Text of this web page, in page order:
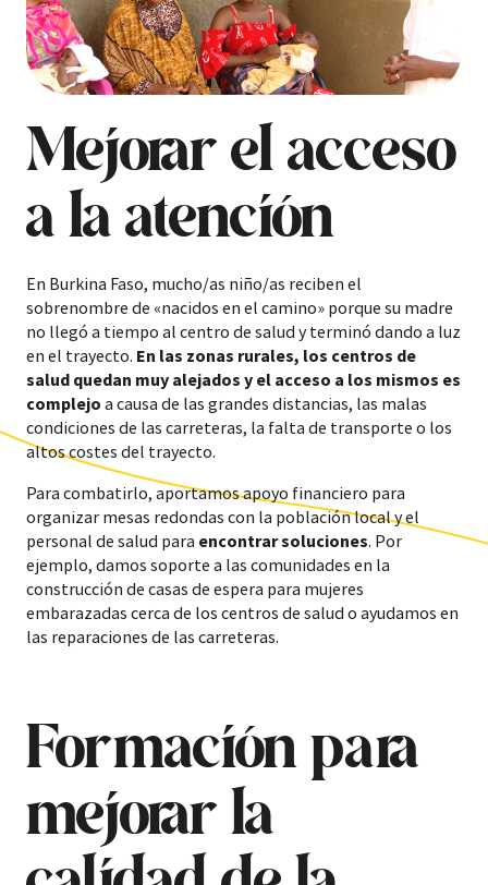
Mejorar el acceso
a la atención
En Burkina Faso, mucho/as niño/as reciben el
sobrenombre de «nacidos en el camino» porque su madre
no llegó a tiempo al centro de salud y terminó dando a luz
en el trayecto. En las zonas rurales, los centros de
salud quedan muy alejados y el acceso a los mismos es
complejo a causa de las grandes distancias, las malas
condiciones de las carreteras, la falta de transporte o los
altos costes del trayecto.
Para combatirlo, aportamos apoyo financiero para
organizar mesas redondas con la población local y el
personal de salud para encontrar soluciones. Por
ejemplo, damos soporte a las comunidades en la
construcción de casas de espera para mujeres
embarazadas cerca de los centros de salud o ayudamos en
las reparaciones de las carreteras.
Formación para
mejorar la